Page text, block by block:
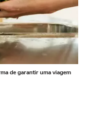
de garantir uma viagem